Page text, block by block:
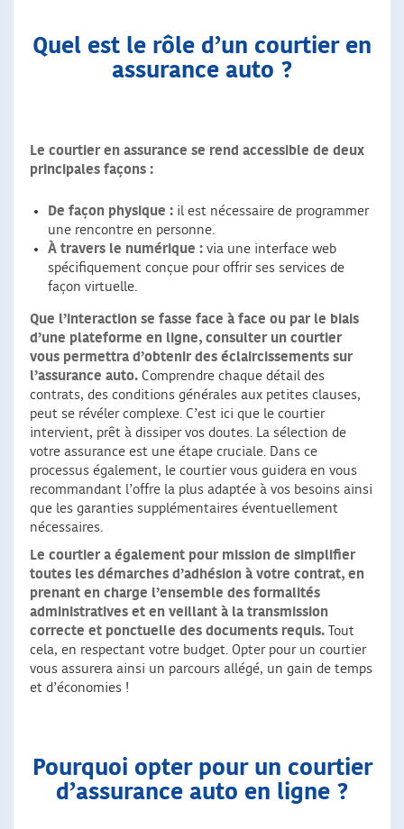
Quel est le rôle d’un courtier en
assurance auto ?
Le courtier en assurance se rend accessible de deux
principales façons :
De façon physique : il est nécessaire de programmer
une rencontre en personne.
À travers le numérique : via une interface web
spécifiquement conçue pour offrir ses services de
façon virtuelle.
Que l’interaction se fasse face à face ou par le biais
d’une plateforme en ligne, consulter un courtier
vous permettra d’obtenir des éclaircissements sur
l’assurance auto. Comprendre chaque détail des
contrats, des conditions générales aux petites clauses,
peut se révéler complexe. C’est ici que le courtier
intervient, prêt à dissiper vos doutes. La sélection de
votre assurance est une étape cruciale. Dans ce
processus également, le courtier vous guidera en vous
recommandant l’offre la plus adaptée à vos besoins ainsi
que les garanties supplémentaires éventuellement
nécessaires.
Le courtier a également pour mission de simplifier
toutes les démarches d’adhésion à votre contrat, en
prenant en charge l’ensemble des formalités
administratives et en veillant à la transmission
correcte et ponctuelle des documents requis. Tout
cela, en respectant votre budget. Opter pour un courtier
vous assurera ainsi un parcours allégé, un gain de temps
et d’économies !
Pourquoi opter pour un courtier
d’assurance auto en ligne ?